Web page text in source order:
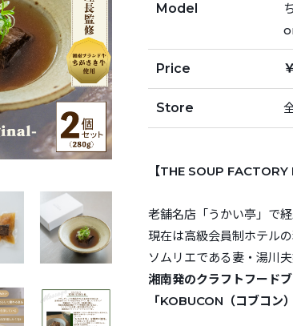
Model
Price
Store
【THE SOUP FACTORY
老舗名店「うかい亭」で経
現在は高級会員制ホテルの
ソムリエである妻・湯川
湘南発のクラフトフード
「KOBUCON（コブコン）